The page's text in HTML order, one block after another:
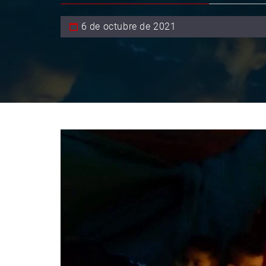
6 de octubre de 2021